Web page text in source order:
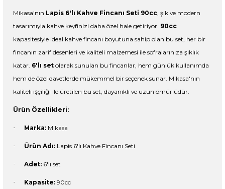
Mikasa'nın Lapis 6'lı Kahve Fincanı Seti 90cc, şık ve modern
tasarımıyla kahve keyfinizi daha özel hale getiriyor. 90cc
kapasitesiyle ideal kahve fincanı boyutuna sahip olan bu set, her bir
fincanın zarif desenleri ve kaliteli malzemesi ile sofralarınıza şıklık
katar. 6'lı set olarak sunulan bu fincanlar, hem günlük kullanımda
hem de özel davetlerde mükemmel bir seçenek sunar. Mikasa'nın
kaliteli işçiliği ile üretilen bu set, dayanıklı ve uzun ömürlüdür.
Ürün Özellikleri:
· Marka: Mikasa
· Ürün Adı: Lapis 6'lı Kahve Fincanı Seti
· Adet: 6'lı set
· Kapasite: 90cc